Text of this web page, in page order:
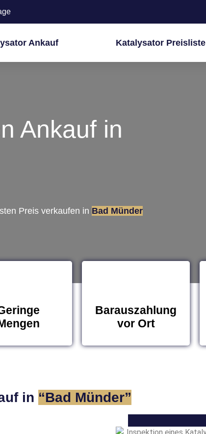
Ankauf Katalysator Preisliste
Ankauf in
Preis verkaufen in Bad Münder
Barauszahlung
vor Ort
in “Bad Münder”